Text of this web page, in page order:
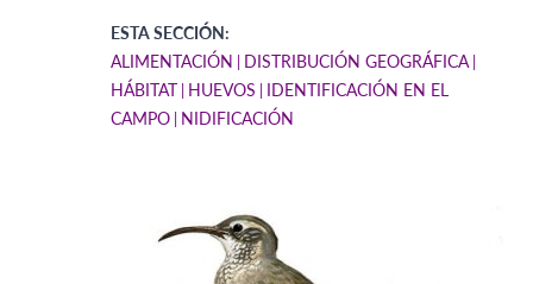
ESTA SECCIÓN:
ALIMENTACIÓN
DISTRIBUCIÓN GEOGRÁFICA
HÁBITAT HUEVOS
IDENTIFICACIÓN EN EL
CAMPO NIDIFICACIÓN